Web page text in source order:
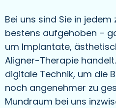
Bei uns sind Sie in
bestens aufgehoben –
um Implantate,
Aligner-Therapie
digitale Technik, um die
noch angenehmer zu
Mundraum bei uns